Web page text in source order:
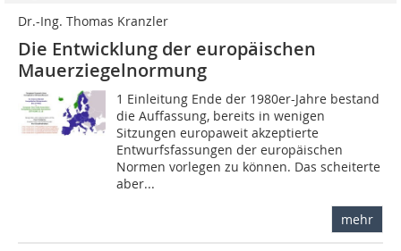
Dr.-Ing. Thomas Kranzler
Die Entwicklung der europäischen
Mauerziegelnormung
1 Einleitung Ende der 1980er-Jahre bestand
die Auffassung, bereits in wenigen
Sitzungen europaweit akzeptierte
Entwurfsfass­ungen der europäischen
Normen vorlegen zu können. Das scheiterte
aber...
mehr